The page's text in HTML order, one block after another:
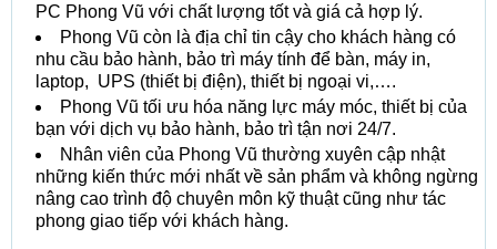
PC Phong Vũ với chất lượng tốt và giá cả hợp lý.
Phong Vũ còn là địa chỉ tin cậy cho khách hàng có
nhu cầu bảo hành, bảo trì máy tính để bàn, máy in,
laptop, UPS (thiết bị điện), thiết bị ngoại vi,….
Phong Vũ tối ưu hóa năng lực máy móc, thiết bị của
bạn với dịch vụ bảo hành, bảo trì tận nơi 24/7.
Nhân viên của Phong Vũ thường xuyên cập nhật
những kiến ​​thức mới nhất về sản phẩm và không ngừng
nâng cao trình độ chuyên môn kỹ thuật cũng như tác
phong giao tiếp với khách hàng.